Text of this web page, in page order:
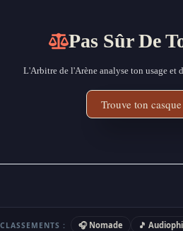
Pas Sûr De
L'Arbitre de l'Arène analyse ton usage et
Trouve ton
CLASSEMENTS : 🎧 Nomade 🎵